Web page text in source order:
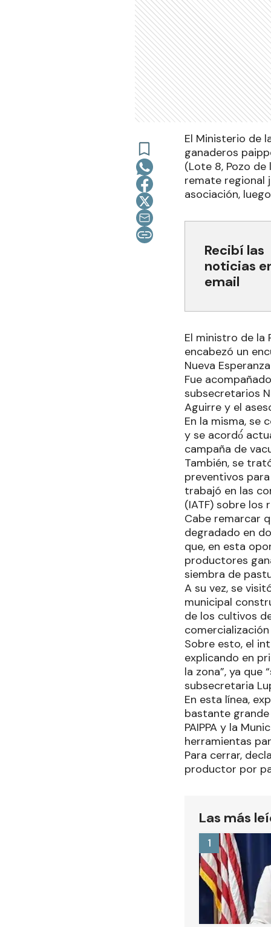
El Ministerio de
ganaderos
(Lote 8, Pozo
remate regional
asociación,
Recibí las
noticias
email
El ministro de la
encabezó un
Nueva
Fue
subsecretarios
Aguirre y el
En la misma, se
y se acordó́
campaña de
También, se
preventivos
trabajó en las
(IATF) sobre los
Cabe remarcar
degradado en
que, en esta
productores
siembra de
A su vez, se
municipal
de los cultivos
Sobre esto, el
explicando en
la zona”, ya
subsecretaria
En esta línea,
bastante
PAIPPA y la
herramientas
Para cerrar,
productor por
Las más
1